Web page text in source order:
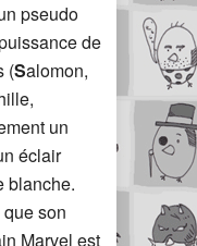
pseudo
de
(Salomon,
un
éclair
blanche.
son
Marvel est